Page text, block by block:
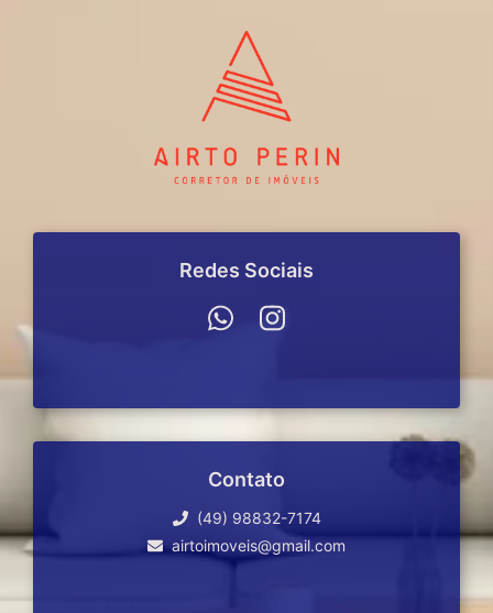
Redes Sociais
Contato
(49) 98832-7174
airtoimoveis@gmail.com